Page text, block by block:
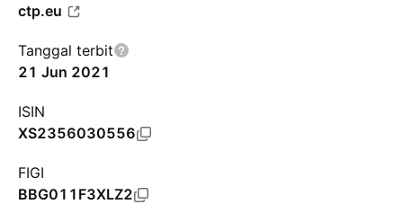
ctp.eu
Tanggal terbit
21 Jun 2021
ISIN
XS2356030556
FIGI
BBG011F3XLZ2